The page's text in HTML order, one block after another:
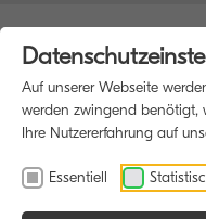
Auf unserer Webseite
werden zwingend benötigt,
Ihre Nutzererfahrung auf
Essentiell